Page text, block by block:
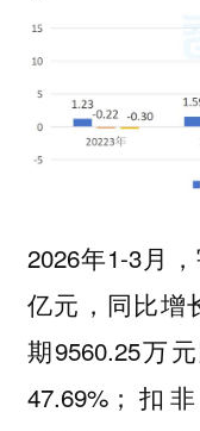
2026年1-3月
亿元 ，同比
期9560.25万
47.69%；扣